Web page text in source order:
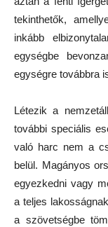
tekinthetők,
inkább
egységbe
egységre továbbra
Létezik a
további speciális
való harc nem a
belül. Magányos
egyezkedni vagy
a teljes
a szövetségbe